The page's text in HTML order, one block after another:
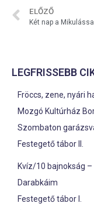
ELŐZŐ
Két nap a Mikulással
LEGFRISSEBB
Fröccs, zene, nyári
Mozgó Kultúrház
Szombaton
Festegető tábor II.
Kvíz/10 bajnokság
Darabkáim
Festegető tábor I.